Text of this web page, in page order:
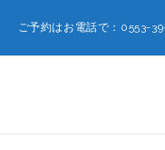
ご予約はお電話で：0553-